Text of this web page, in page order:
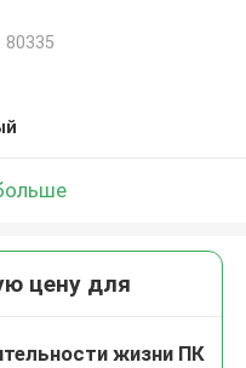
80335
цену для
жизни ПК